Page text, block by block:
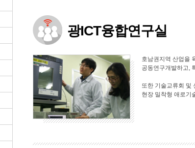
광ICT융합연구실
호남권지역 산업을
공동연구개발하고,
또한 기술교류회 및
현장 밀착형 애로기